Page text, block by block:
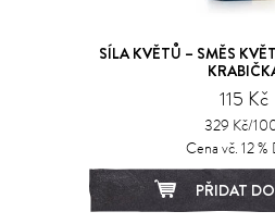
SÍLA KVĚTŮ – SMĚS
115 Kč
329 Kč/
Cena vč. 12 %
PŘIDAT